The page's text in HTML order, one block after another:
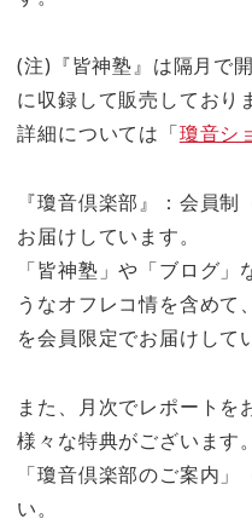
(注)『皆神塾』は隔月で
に収録して販売しており
詳細については「瓊音シ
『瓊音倶楽部』：会員
お届けしています。
「皆神塾」や「ブログ
うなオフレコ情を含めて
を会員限定でお届けして
また、月次でレポートを
様々な特典がございます
「瓊音倶楽部のご案内
い。